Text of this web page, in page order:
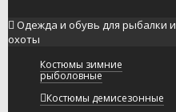
Одежда и обувь для рыбалки и
охоты
Костюмы зимние
рыболовные
Костюмы демисезонные